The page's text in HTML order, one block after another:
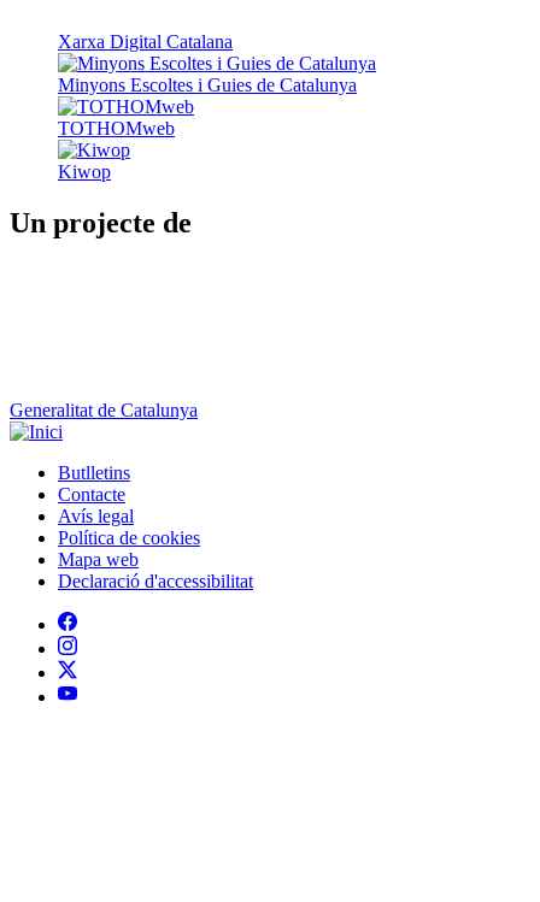
Kiwop
Un projecte de
Avís legal
Política de cookies
Mapa web
Declaració d'accessibilitat